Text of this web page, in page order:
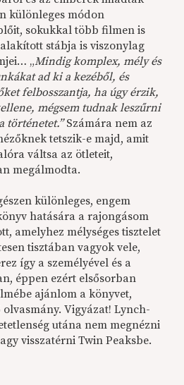
különleges módon
sokukkal több filmen is
stábja is viszonylag
„Mindig komplex, mély és
ad ki a kezéből, és
felbosszantja, ha úgy érzik,
mégsem tudnak leszűrni
történetet.”Számára nem az
tetszik-e majd, amit
váltsa az ötleteit,
megálmodta.
különleges, engem
hatására a rajongásom
amelyhez mélységes tisztelet
tisztában vagyok vele,
így a személyével és a
éppen ezért elsősorban
ajánlom a könyvet,
Vigyázat! Lynch-
utána nem megnézni
visszatérni Twin Peaksbe.